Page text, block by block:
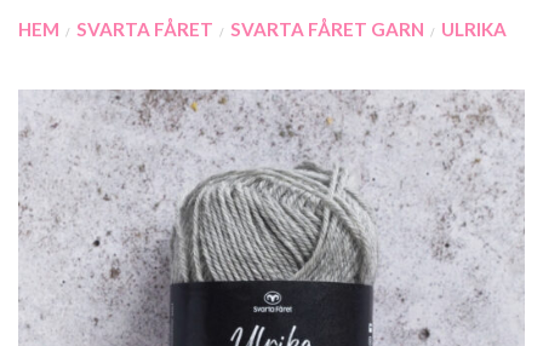
HEM / SVARTA FÅRET / SVARTA FÅRET GARN / ULRIKA